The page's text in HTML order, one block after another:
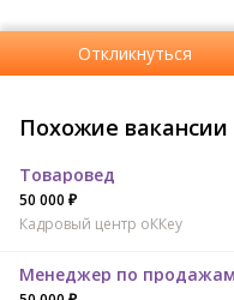
Откликнуться
Похожие вакансии
Товаровед
50 000 ₽
Кадровый центр оККеу
Менеджер по